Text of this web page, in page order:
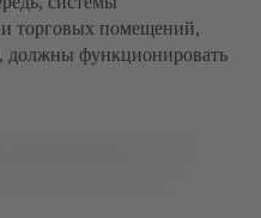
торговых помещений,
должны функционировать